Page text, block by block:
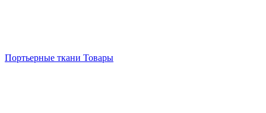
Портьерные ткани Товары